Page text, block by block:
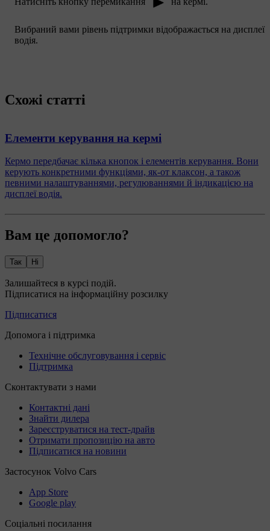
Вибраний вами рівень підтримки відображається на дисплеї
водія.
Схожі статті
Елементи керування на кермі
Кермо передбачає кілька кнопок і елементів керування. Вони
керують конкретними функціями, як-от клаксон, а також
певними налаштуваннями, регулюваннями й індикацією на
дисплеї водія.
Вам це допомогло?
Так Ні